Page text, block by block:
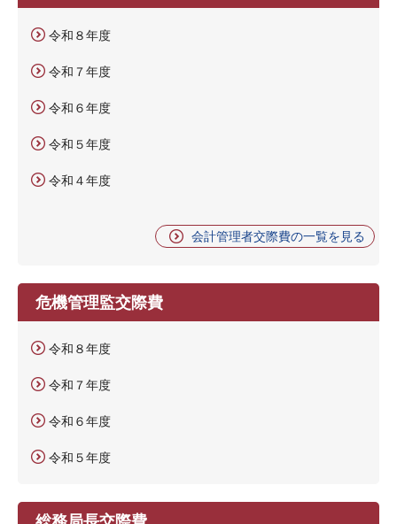
令和８年度
令和７年度
令和６年度
令和５年度
令和４年度
会計管理者交際費の一覧を見る
危機管理監交際費
令和８年度
令和７年度
令和６年度
令和５年度